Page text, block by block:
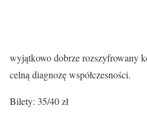
wyjątkowo dobrze rozszyfrowany
celną diagnozę współczesności.
Bilety: 35/40 zł